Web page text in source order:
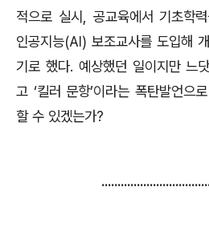
적으로 실시 공교육에서 기초학
인공지능(AI) 보조교사를 도입해
기로 했다. 예상했던 일이지만 느
고 ‘킬러 문항’이라는 폭탄발언으
할 수 있겠는가?